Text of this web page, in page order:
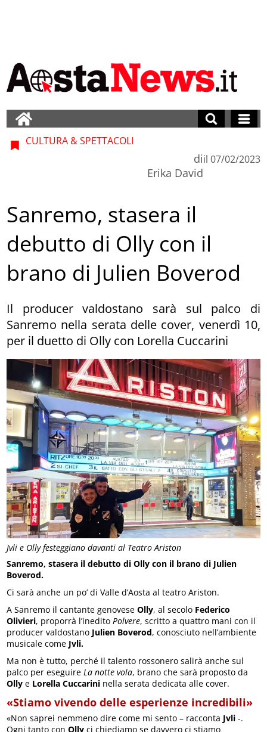
Jvli e Olly festeggiano davanti al Teatro Ariston
CULTURA & SPETTACOLI
di
Erika David
il 07/02/2023
Sanremo, stasera il
debutto di Olly con il
brano di Julien Boverod
Il producer valdostano sarà sul palco di
Sanremo nella serata delle cover, venerdì 10,
per il duetto di Olly con Lorella Cuccarini
Sanremo, stasera il debutto di Olly con il brano di Julien
Boverod.
Ci sarà anche un po’ di Valle d’Aosta al teatro Ariston.
A Sanremo il cantante genoveseOlly, al secolo Federico
Olivieri, proporrà l’ineditoPolvere, scritto a quattro mani con il
producer valdostano Julien Boverod, conosciuto nell’ambiente
musicale come Jvli.
Ma non è tutto, perché il talento rossonero salirà anche sul
palco per eseguireLa notte vola, brano che sarà proposto da
Olly e Lorella Cuccarini nella serata dedicata alle cover.
«Stiamo vivendo delle esperienze incredibili»
«Non saprei nemmeno dire come mi sento – racconta Jvli -.
Ogni tanto conOlly ci chiediamo se davvero ci stiamo